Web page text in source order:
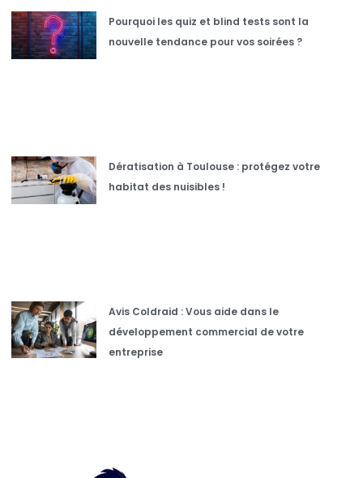
Pourquoi les quiz et blind tests sont la
nouvelle tendance pour vos soirées ?
Dératisation à Toulouse : protégez votre
habitat des nuisibles !
Avis Coldraid : Vous aide dans le
développement commercial de votre
entreprise